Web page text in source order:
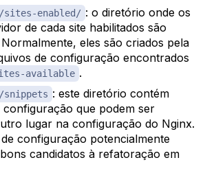
enabled/ : o diretório onde os
de cada site habilitados são
eles são criados pela
de configuração encontrados
available .
: este diretório contém
que podem ser
lugar na configuração do Nginx.
configuração potencialmente
candidatos à refatoração em